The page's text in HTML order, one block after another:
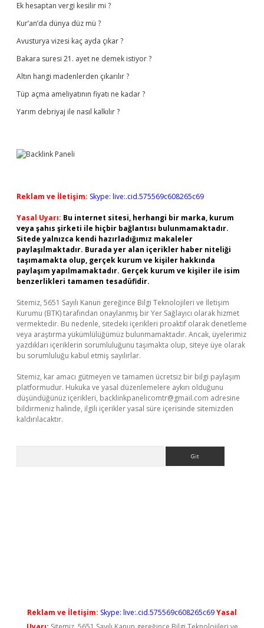
Ek hesaptan vergi kesilir mi ?
Kur’an’da dünya düz mü ?
Avusturya vizesi kaç ayda çıkar ?
Bakara suresi 21. ayet ne demek istiyor ?
Altın hangi madenlerden çıkarılır ?
Tüp açma ameliyatının fiyatı ne kadar ?
Yarım debriyaj ile nasıl kalkılır ?
Reklam ve İletişim: Skype: live:.cid.575569c608265c69
Yasal Uyarı: Bu internet sitesi, herhangi bir marka, kurum
veya şahıs şirketi ile hiçbir bağlantısı bulunmamaktadır.
Sitede yalnızca kendi hazırladığımız makaleler
paylaşılmaktadır. Burada yer alan içerikler haber niteliği
taşımamakta olup, gerçek kurum ve kişiler hakkında
paylaşım yapılmamaktadır. Gerçek kurum ve kişiler ile isim
benzerlikleri tamamen tesadüfidir.
Sitemiz, 5651 Sayılı Kanun gereğince Bilgi Teknolojileri ve İletişim
Kurumu (BTK) tarafından onaylanmış bir Yer Sağlayıcı olarak hizmet
vermektedir. Bu nedenle, sitedeki içerikleri proaktif olarak denetleme
veya araştırma yükümlülüğümüz bulunmamaktadır. Ancak, üyelerimiz
yazdıkları içeriklerin sorumluluğunu taşımakta olup, siteye üye olarak
bu sorumluluğu kabul etmiş sayılırlar.
Sitemiz, kar amacı gütmeyen ve tamamen ücretsiz bir bilgi paylaşım
platformudur. Hukuka ve yasal düzenlemelere aykırı olduğunu
düşündüğünüz içerikleri, backlinkpanelicomtr@gmail.com adresine
bildirmeniz halinde, ilgili içerikler yasal süre içerisinde sitemizden
kaldırılacaktır.
Reklam ve İletişim: Skype: live:.cid.575569c608265c69Yasal